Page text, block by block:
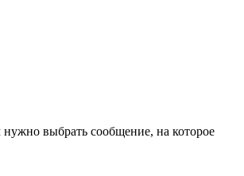
выбрать сообщение, на которое